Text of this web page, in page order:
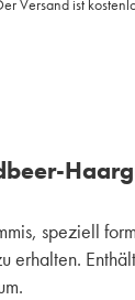
Versand ist
speziell
erhalten.